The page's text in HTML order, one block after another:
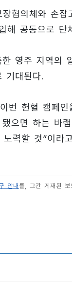
협의체와 손
해 공동으로 단
영주 지역의
기대된다.
번 헌혈 캠페
으면 하는 바
력할 것”이라
안내를, 그간 게재된 보